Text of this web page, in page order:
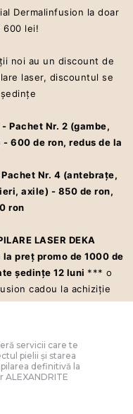
Dermalinfusion la doar
600 lei!
noi au un discount de
laser, discountul se
- Pachet Nr. 2 (gambe,
600 de ron, redus de la
Pachet Nr. 4 (antebraţe,
axile) - 850 de ron,
ron
LASER DEKA
preţ promo de 1000 de
şedinţe 12 luni *** o
cadou la achiziţie
servicii care te
pielii și starea
definitivă la
ALEXANDRITE
te ajută să îti îmbunătățești
Epilarea definitivă
ALEXANDRITE